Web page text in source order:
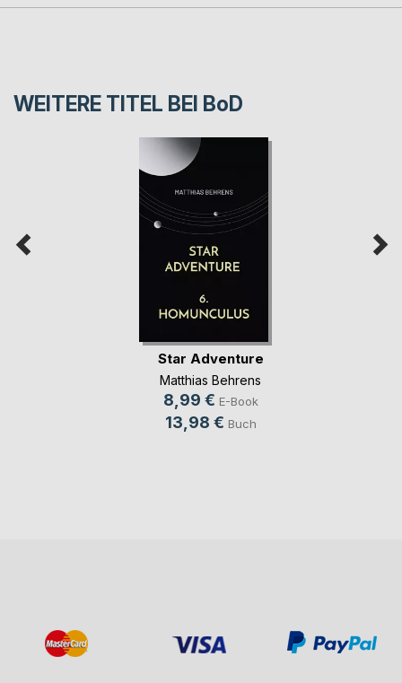
WEITERE TITEL BEI BoD
Star Adventure
Matthias Behrens
8,99 € E-Book
13,98 € Buch